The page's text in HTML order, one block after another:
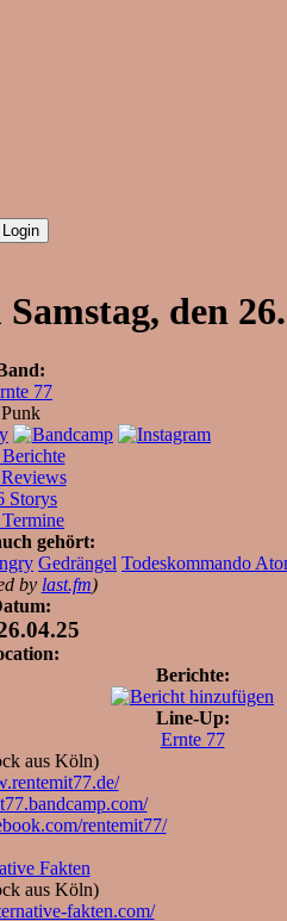
den
77
Punk
Berichte
Storys
gehört:
Gedrängel Todeskommando
by last.fm)
Berichte:
Line-Up:
Ernte 77
aus Köln)
rentemit77/
Fakten
aus Köln)
fakten.com/